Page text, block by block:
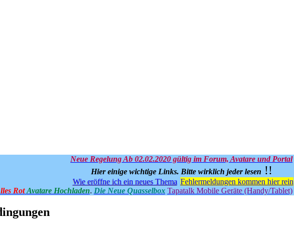
Neue Regelung Ab 02.02.2020 gültig im Forum, Avatare und Portal
Hier einige wichtige Links. Bitte wirklich jeder lesen !!
Wie eröffne ich ein neues Thema Fehlermeldungen kommen hier rein
Rot Avatare Hochladen. Die Neue Quasselbox Tapatalk Mobile Geräte (Handy/Tablet)